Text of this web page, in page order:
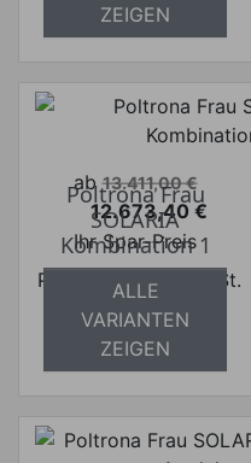
ZEIGEN
Verkaufspreis
ab 13.411,00 €
Preis
12.673,40 €
Ihr Spar-Preis
Preise inkl. ges. MwSt.
absolut
versandkostenfrei
Poltrona Frau
SOLARIA
Kombination 1
ALLE
VARIANTEN
ZEIGEN